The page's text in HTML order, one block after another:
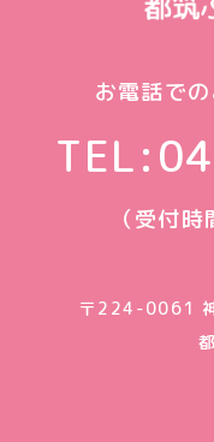
お電話で
TEL:
（受付
〒224-0061